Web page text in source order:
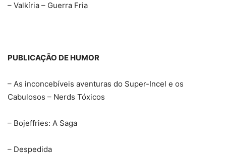
– Valkíria – Guerra Fria
PUBLICAÇÃO DE HUMOR
– As inconcebíveis aventuras do Super-Incel e os
Cabulosos – Nerds Tóxicos
– Bojeffries: A Saga
– Despedida